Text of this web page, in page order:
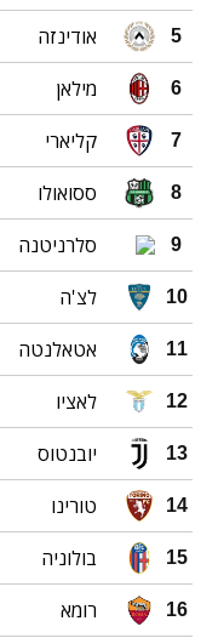
5 אודינזה
6 מילאן
7 קליארי
8 ססואולו
9 סלרניטנה
10 לצ'ה
11 אטאלנטה
12 לאציו
13 יובנטוס
14 טורינו
15 בולוניה
16 רומא